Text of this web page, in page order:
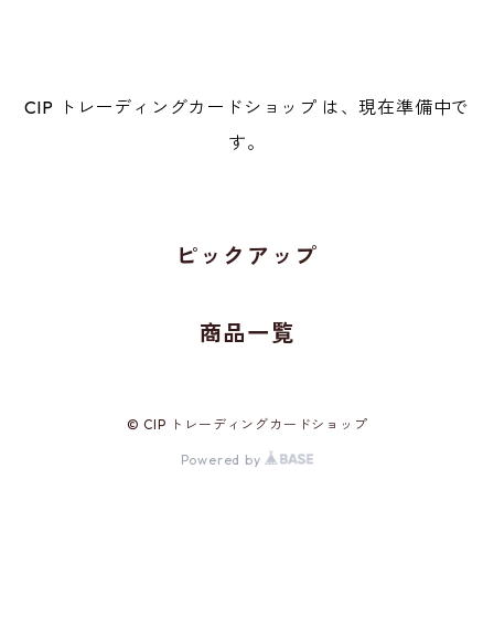
CIP トレーディングカードショップ は、現在準備中で
す。
ピックアップ
商品一覧
© CIP トレーディングカードショップ
Powered by